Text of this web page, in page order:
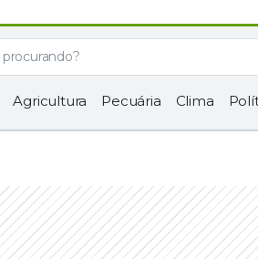
Agricultura Pecuária Clima